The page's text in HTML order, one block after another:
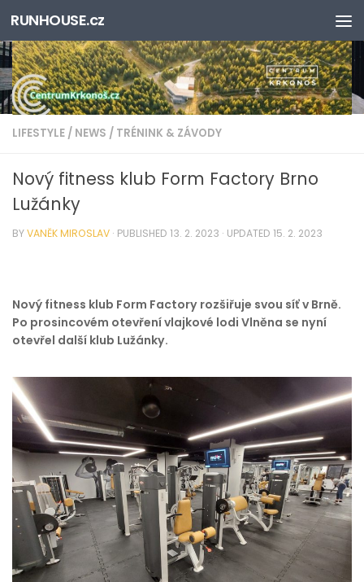
Skip to content
RUNHOUSE.cz
LIFESTYLE / NEWS / TRÉNINK & ZÁVODY
Nový fitness klub Form Factory Brno
Lužánky
BYVANĚK MIROSLAV · PUBLISHED 13. 2. 2023 · UPDATED 15. 2. 2023
Nový fitness klub Form Factory rozšiřuje svou síť v Brně.
Po prosincovém otevření vlajkové lodi Vlněna se nyní
otevřel další klub Lužánky.